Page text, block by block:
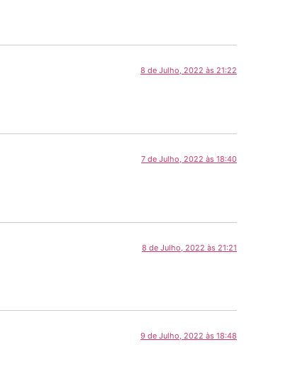
8 de Julho, 2022 às 21:22
7 de Julho, 2022 às 18:40
8 de Julho, 2022 às 21:21
9 de Julho, 2022 às 18:48